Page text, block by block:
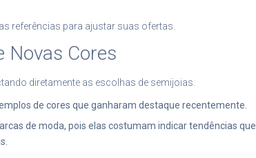
referências para ajustar suas ofertas.
Novas Cores
diretamente as escolhas de semijoias.
de cores que ganharam destaque recentemente.
de moda, pois elas costumam indicar tendências que